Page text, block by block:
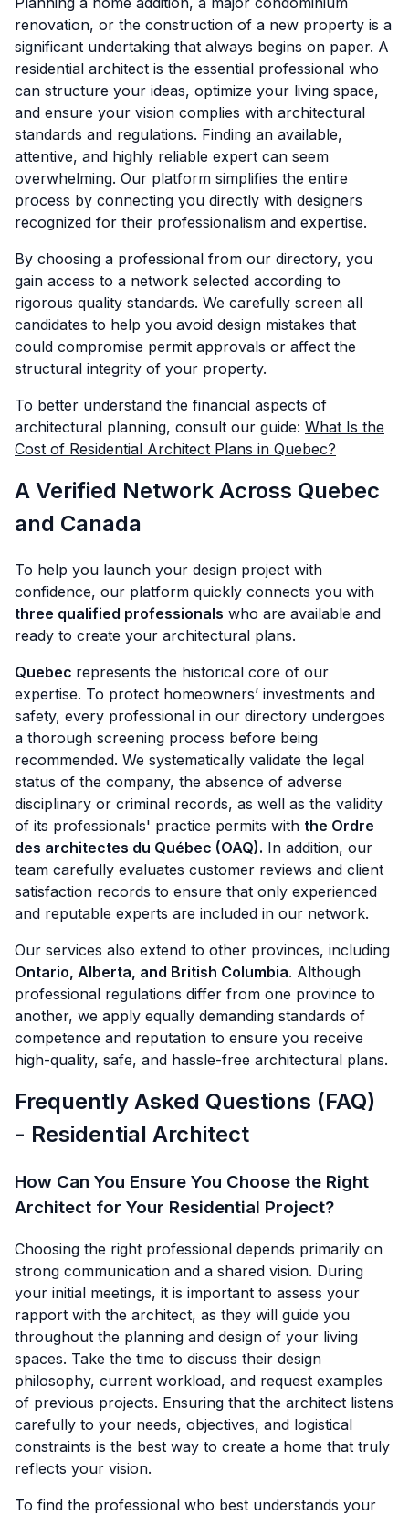
renovation, or the construction of a new property is a
significant undertaking that always begins on paper. A
residential architect is the essential professional who
can structure your ideas, optimize your living space,
and ensure your vision complies with architectural
standards and regulations. Finding an available,
attentive, and highly reliable expert can seem
overwhelming. Our platform simplifies the entire
process by connecting you directly with designers
recognized for their professionalism and expertise.
By choosing a professional from our directory, you
gain access to a network selected according to
rigorous quality standards. We carefully screen all
candidates to help you avoid design mistakes that
could compromise permit approvals or affect the
structural integrity of your property.
To better understand the financial aspects of
architectural planning, consult our guide: What Is the
Cost of Residential Architect Plans in Quebec?
A Verified Network Across Quebec
and Canada
To help you launch your design project with
confidence, our platform quickly connects you with
three qualified professionals who are available and
ready to create your architectural plans.
Quebec represents the historical core of our
expertise. To protect homeowners’ investments and
safety, every professional in our directory undergoes
a thorough screening process before being
recommended. We systematically validate the legal
status of the company, the absence of adverse
disciplinary or criminal records, as well as the validity
of its professionals' practice permits with the Ordre
des architectes du Québec (OAQ). In addition, our
team carefully evaluates customer reviews and client
satisfaction records to ensure that only experienced
and reputable experts are included in our network.
Our services also extend to other provinces, including
Ontario, Alberta, and British Columbia. Although
professional regulations differ from one province to
another, we apply equally demanding standards of
competence and reputation to ensure you receive
high-quality, safe, and hassle-free architectural plans.
Frequently Asked Questions (FAQ)
- Residential Architect
How Can You Ensure You Choose the Right
Architect for Your Residential Project?
Choosing the right professional depends primarily on
strong communication and a shared vision. During
your initial meetings, it is important to assess your
rapport with the architect, as they will guide you
throughout the planning and design of your living
spaces. Take the time to discuss their design
philosophy, current workload, and request examples
of previous projects. Ensuring that the architect listens
carefully to your needs, objectives, and logistical
constraints is the best way to create a home that truly
reflects your vision.
To find the professional who best understands your